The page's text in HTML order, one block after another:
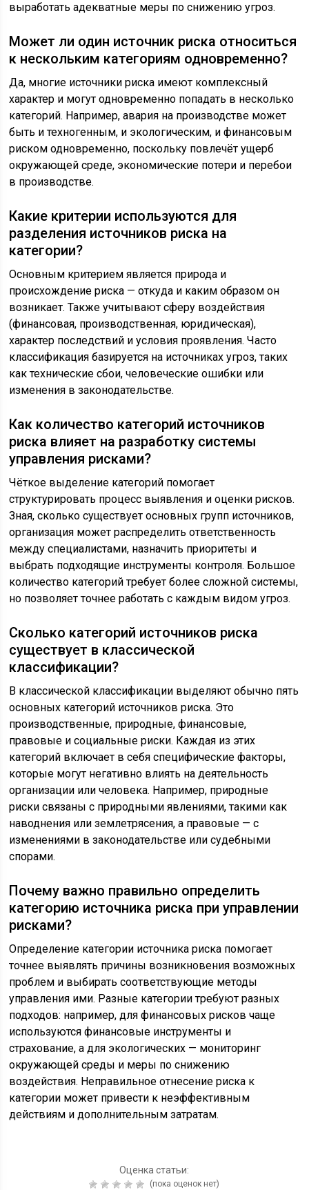
выработать адекватные меры по снижению угроз.
Может ли один источник риска относиться
к нескольким категориям одновременно?
Да, многие источники риска имеют комплексный
характер и могут одновременно попадать в несколько
категорий. Например, авария на производстве может
быть и техногенным, и экологическим, и финансовым
риском одновременно, поскольку повлечёт ущерб
окружающей среде, экономические потери и перебои
в производстве.
Какие критерии используются для
разделения источников риска на
категории?
Основным критерием является природа и
происхождение риска — откуда и каким образом он
возникает. Также учитывают сферу воздействия
(финансовая, производственная, юридическая),
характер последствий и условия проявления. Часто
классификация базируется на источниках угроз, таких
как технические сбои, человеческие ошибки или
изменения в законодательстве.
Как количество категорий источников
риска влияет на разработку системы
управления рисками?
Чёткое выделение категорий помогает
структурировать процесс выявления и оценки рисков.
Зная, сколько существует основных групп источников,
организация может распределить ответственность
между специалистами, назначить приоритеты и
выбрать подходящие инструменты контроля. Большое
количество категорий требует более сложной системы,
но позволяет точнее работать с каждым видом угроз.
Сколько категорий источников риска
существует в классической
классификации?
В классической классификации выделяют обычно пять
основных категорий источников риска. Это
производственные, природные, финансовые,
правовые и социальные риски. Каждая из этих
категорий включает в себя специфические факторы,
которые могут негативно влиять на деятельность
организации или человека. Например, природные
риски связаны с природными явлениями, такими как
наводнения или землетрясения, а правовые — с
изменениями в законодательстве или судебными
спорами.
Почему важно правильно определить
категорию источника риска при управлении
рисками?
Определение категории источника риска помогает
точнее выявлять причины возникновения возможных
проблем и выбирать соответствующие методы
управления ими. Разные категории требуют разных
подходов: например, для финансовых рисков чаще
используются финансовые инструменты и
страхование, а для экологических — мониторинг
окружающей среды и меры по снижению
воздействия. Неправильное отнесение риска к
категории может привести к неэффективным
действиям и дополнительным затратам.
Оценка статьи:
(пока оценок нет)